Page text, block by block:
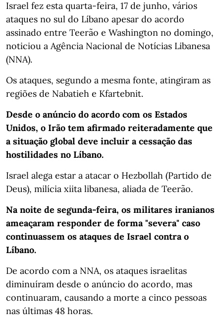
Israel fez esta quarta-feira, 17 de junho, vários
ataques no sul do Líbano apesar do acordo
assinado entre Teerão e Washington no domingo,
noticiou a Agência Nacional de Notícias Libanesa
(NNA).
Os ataques, segundo a mesma fonte, atingiram as
regiões de Nabatieh e Kfartebnit.
Desde o anúncio do acordo com os Estados
Unidos, o Irão tem afirmado reiteradamente que
a situação global deve incluir a cessação das
hostilidades no Líbano.
Israel alega estar a atacar o Hezbollah (Partido de
Deus), milícia xiita libanesa, aliada de Teerão.
Na noite de segunda-feira, os militares iranianos
ameaçaram responder de forma "severa" caso
continuassem os ataques de Israel contra o
Líbano.
De acordo com a NNA, os ataques israelitas
diminuíram desde o anúncio do acordo, mas
continuaram, causando a morte a cinco pessoas
nas últimas 48 horas.